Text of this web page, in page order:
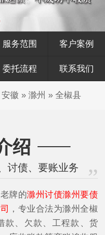
服务范围 客户案例
委托流程 联系我们
安徽 » 滁州 » 全椒县
绍
讨债、要账业务
牌的滁州讨债滁州要债
，专业合法为滁州全椒
款、欠款、工程款、货